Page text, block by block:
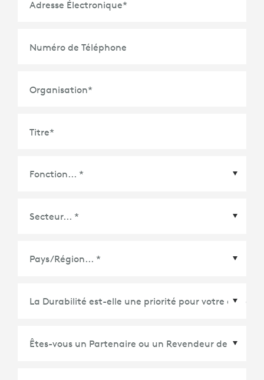
Adresse Électronique*
Numéro de Téléphone
Organisation*
Titre*